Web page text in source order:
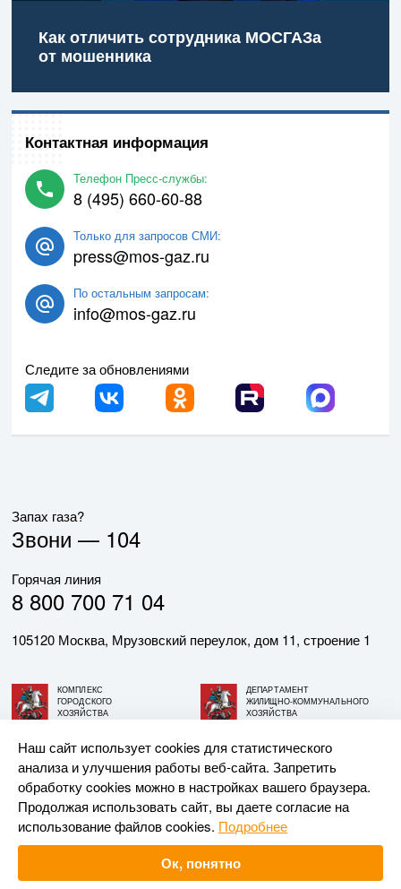
Как отличить сотрудника МОСГАЗа
от мошенника
Контактная информация
Телефон Пресс-службы:
8 (495) 660-60-88
Только для запросов СМИ:
press@mos-gaz.ru
По остальным запросам:
info@mos-gaz.ru
Следите за обновлениями
Запах газа?
Звони — 104
Горячая линия
8 800 700 71 04
105120 Москва, Мрузовский переулок, дом 11, строение 1
КОМПЛЕКС
ГОРОДСКОГО
ХОЗЯЙСТВА
ДЕПАРТАМЕНТ
ЖИЛИЩНО-КОММУНАЛЬНОГО
ХОЗЯЙСТВА
© АО «МОСГАЗ», 2026. При использовании материалов
ссылка на сайт обязательна.
Разработка и поддержка —Upriver
Наш сайт использует cookies для статистического
анализа и улучшения работы веб-сайта. Запретить
обработку cookies можно в настройках вашего браузера.
Продолжая использовать сайт, вы даете согласие на
использование файлов cookies. Подробнее
Ок, понятно